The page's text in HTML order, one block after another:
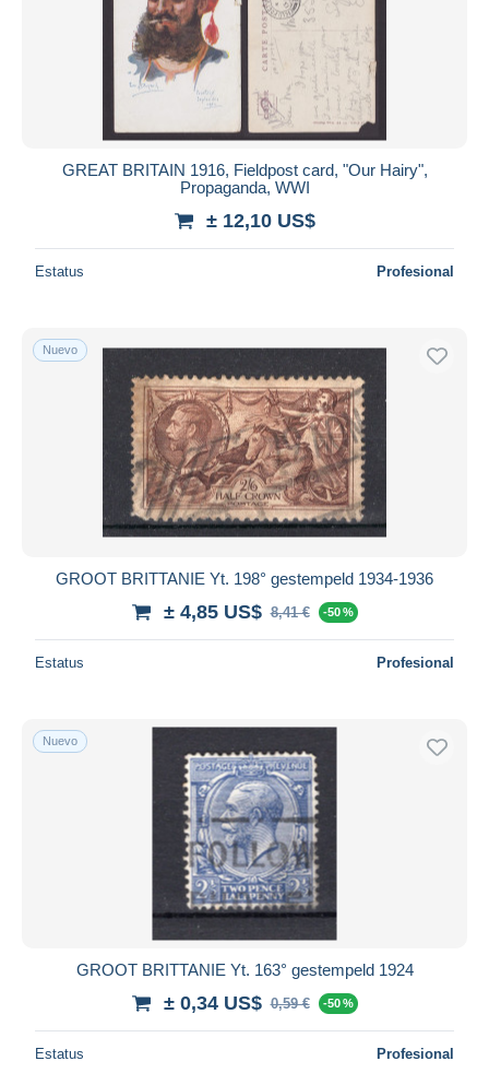
GREAT BRITAIN 1916, Fieldpost card, "Our Hairy",
Propaganda, WWI
± 12,10 US$
Estatus Profesional
Nuevo
GROOT BRITTANIE Yt. 198° gestempeld 1934-1936
± 4,85 US$ 8,41 € -50 %
Estatus Profesional
Nuevo
GROOT BRITTANIE Yt. 163° gestempeld 1924
± 0,34 US$ 0,59 € -50 %
Estatus Profesional